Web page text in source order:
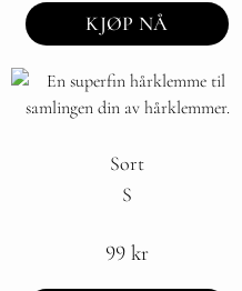
KJØP NÅ
Sort
S
99 kr